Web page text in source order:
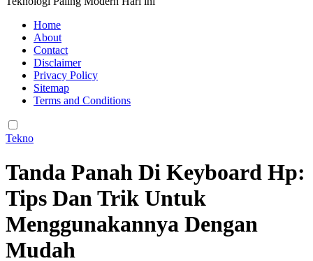
Home
About
Contact
Disclaimer
Privacy Policy
Sitemap
Terms and Conditions
Tekno
Tanda Panah Di Keyboard Hp:
Tips Dan Trik Untuk
Menggunakannya Dengan
Mudah